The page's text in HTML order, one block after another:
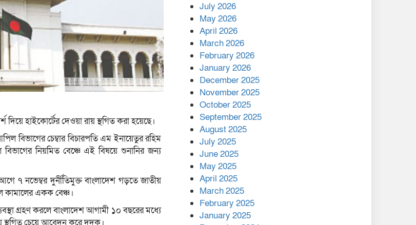
হাইকোর্টের দেওয়া রায় স্থগিত করা হয়েছে।
বিভাগের চেম্বার বিচারপতি এম ইনায়েতুর রহিম
নিয়মিত বেঞ্চে এই বিষয়ে শুনানির জন্য
৭ নভেম্বর দুর্নীতিমুক্ত বাংলাদেশ গড়তে জাতীয়
কামালের একক বেঞ্চ।
গ্রহণ করলে বাংলাদেশ আগামী ১০ বছরের মধ্যে
কাপ্তাই প্রেস ক্লাবের সভাপতি
মাহফুজ, সম্পাদক রিপন মারমা
নির্বাচিত
মালয়েশিয়ার প্রধানমন্ত্রীকে চিঠি
দেয়ার পর ফোন তারেক
রহমানের,গ্যাস সঙ্কট
মোকাবিলায় সহায়তার আশ্বাস
এক বিলিয়ন ডলার বিনিয়োগ
হবে আনোয়ারায়
July 2026
May 2026
April 2026
March 2026
February 2026
January 2026
December 2025
November 2025
October 2025
September 2025
August 2025
July 2025
June 2025
May 2025
April 2025
March 2025
February 2025
January 2025